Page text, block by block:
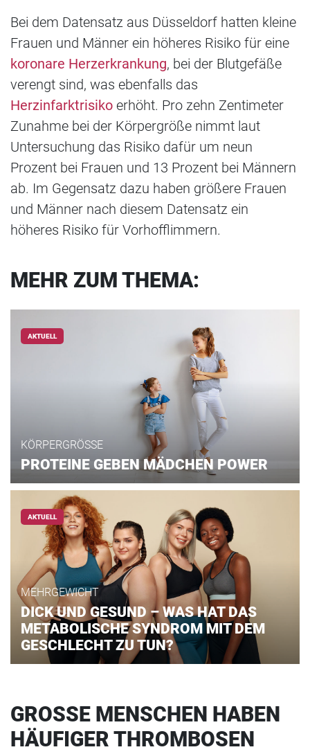
Bei dem Datensatz aus Düsseldorf hatten kleine
Frauen und Männer ein höheres Risiko für eine
koronare Herzerkrankung, bei der Blutgefäße
verengt sind, was ebenfalls das
Herzinfarktrisiko erhöht. Pro zehn Zentimeter
Zunahme bei der Körpergröße nimmt laut
Untersuchung das Risiko dafür um neun
Prozent bei Frauen und 13 Prozent bei Männern
ab. Im Gegensatz dazu haben größere Frauen
und Männer nach diesem Datensatz ein
höheres Risiko für Vorhofflimmern.
MEHR ZUM THEMA:
AKTUELL
KÖRPERGRÖSSE
PROTEINE GEBEN MÄDCHEN POWER
AKTUELL
MEHRGEWICHT
DICK UND GESUND – WAS HAT DAS
METABOLISCHE SYNDROM MIT DEM
GESCHLECHT ZU TUN?
GROSSE MENSCHEN HABEN H
ÄUFIGER THROMBOSEN